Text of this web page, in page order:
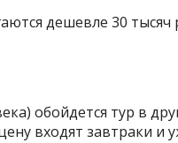
обойдется тур в
входят завтраки и